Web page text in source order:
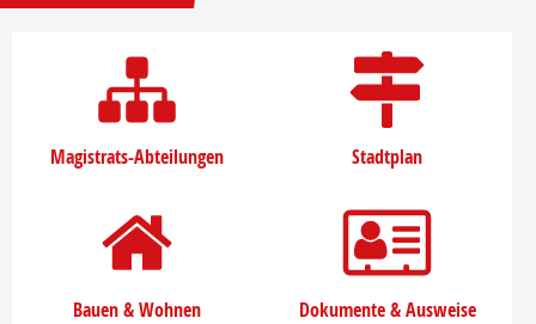
Magistrats-Abteilungen Stadtplan
Bauen & Wohnen Dokumente & Ausweise